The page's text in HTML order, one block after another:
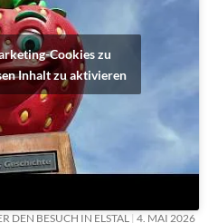
Cookies zu
Inhalt zu aktivieren
DEN BESUCH IN ELSTAL 4. MAI 2026